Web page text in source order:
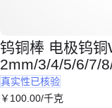
钨铜棒 电极钨
2mm/3/4/5/6/7/
真实性已核验
￥ 100 .00/千克